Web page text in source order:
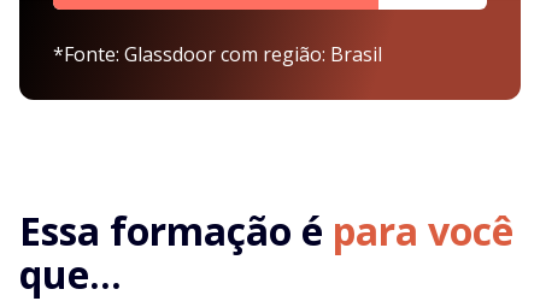
*Fonte: Glassdoor com região: Brasil
Essa formação é para você
que...